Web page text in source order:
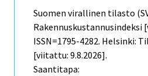
Suomen virallinen tilasto
Rakennuskustannusindeksi
ISSN=1795-4282. Helsinki:
[viitattu: 9.8.2026].
Saantitapa: